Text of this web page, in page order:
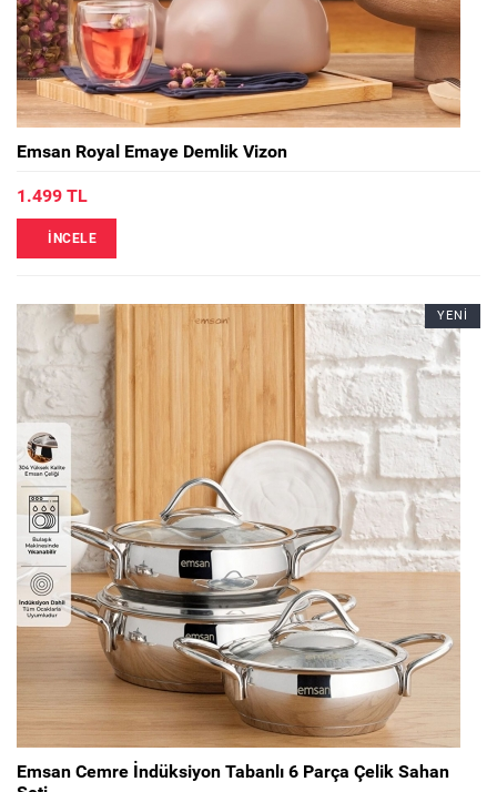
Emsan Royal Emaye Demlik Vizon
1.499 TL
İNCELE
YENİ
Emsan Cemre İndüksiyon Tabanlı 6 Parça Çelik Sahan